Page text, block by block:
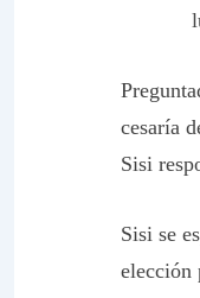
cesaría
Sisi
Sisi se
elección